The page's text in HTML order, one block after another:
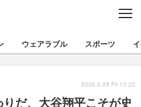
C
E
衣類
インプレ
ウェアラブル スポーツ
りだ、大谷翔平こそが史
2026.5.29 Fri 13:22